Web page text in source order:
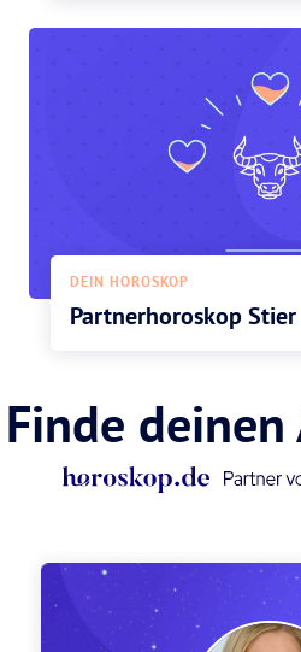
DEIN HOROSKOP
Partnerhoroskop Stier
Finde